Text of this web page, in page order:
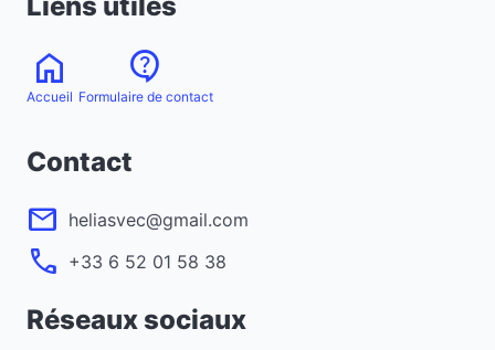
home
Accueil
contact_support
Formulaire de contact
Contact
mail heliasvec@gmail.com
call +33 6 52 01 58 38
Réseaux sociaux